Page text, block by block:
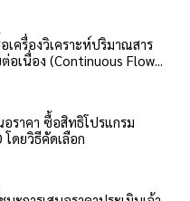
เครื่องวิเคราะห์ปริมาณสาร
เนื่อง (Continuous Flow...
ราคา ซื้อสิทธิโปรแกรม
โดยวิธีคัดเลือก